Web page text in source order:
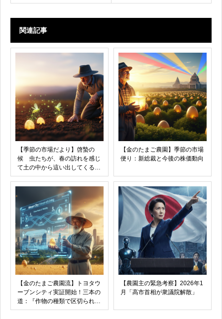
関連記事
【季節の市場だより】啓蟄の
候 虫たちが、春の訪れを感じ
て土の中から這い出してくる頃
です
【金のたまご農園】季節の市場
便り：新総裁と今後の株価動向
【金のたまご農園流】トヨタウ
ーブンシティ実証開始！三本の
道：『作物の種類で区切られた
畑』
【農園主の緊急考察】2026年1
月「高市首相が衆議院解散」